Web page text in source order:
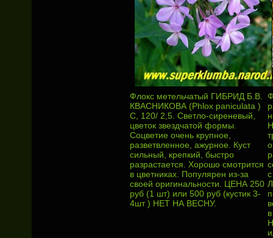
Флокс метельчатый ГИБРИД Б.В.
КВАСНИКОВА (Phlox paniculata )
С, 120/ 2,5. Светло-сиреневый,
цветок звездчатой формы.
Соцветие очень крупное,
разветвленное, ажурное. Куст
сильный, крепкий, быстро
разрастается. Хорошо смотрится
в цветниках. Популярен из-за
своей оригинальности. ЦЕНА 250
руб (1 шт) или 500 руб (кустик 3-
4шт ) НЕТ НА ВЕСНУ.